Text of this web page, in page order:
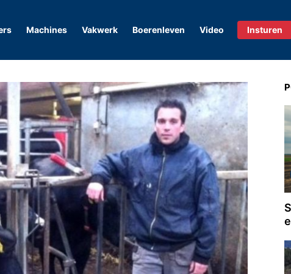
Machines Vakwerk Boerenleven Video Insturen